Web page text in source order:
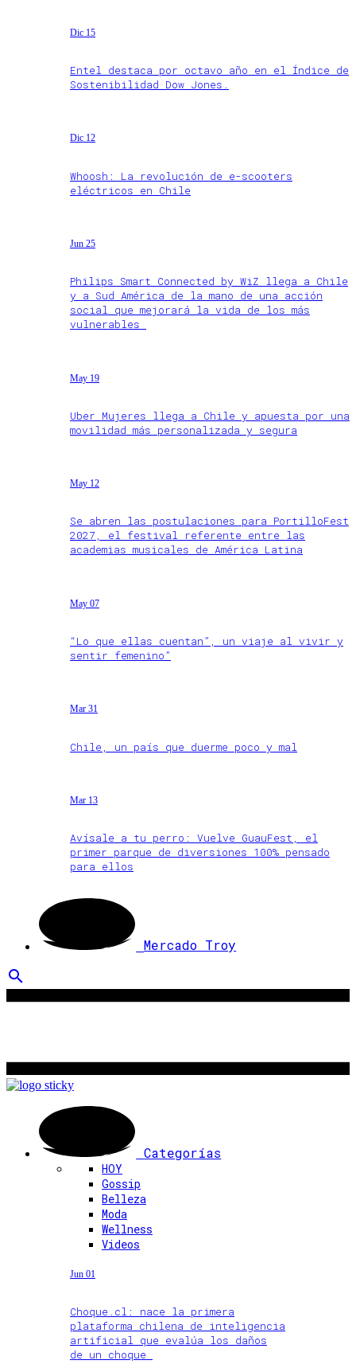
Dic 15
Entel destaca por octavo año en el Índice de
Sostenibilidad Dow Jones.
Dic 12
Whoosh: La revolución de e-scooters
eléctricos en Chile
Jun 25
Philips Smart Connected by WiZ llega a Chile
y a Sud América de la mano de una acción
social que mejorará la vida de los más
vulnerables
May 19
Uber Mujeres llega a Chile y apuesta por una
movilidad más personalizada y segura
May 12
Se abren las postulaciones para PortilloFest
2027, el festival referente entre las
academias musicales de América Latina
May 07
“Lo que ellas cuentan”, un viaje al vivir y
sentir femenino”
Mar 31
Chile, un país que duerme poco y mal
Mar 13
Avísale a tu perro: Vuelve GuauFest, el
primer parque de diversiones 100% pensado
para ellos
Mercado Troy
search
Categorías
HOY
Gossip
Belleza
Moda
Wellness
Videos
Jun 01
Choque.cl: nace la primera
plataforma chilena de inteligencia
artificial que evalúa los daños
de un choque